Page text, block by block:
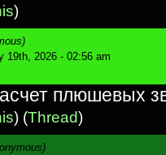
)
19th, 2026 - 02:56 am
плюшевых
) (Thread)